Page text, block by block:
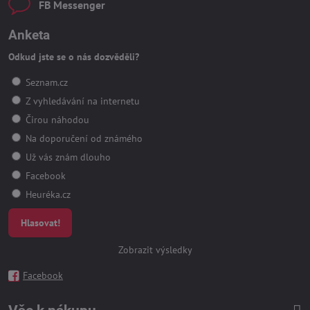
FB Messenger
Anketa
Odkud jste se o nás dozvěděli?
Seznam.cz
Z vyhledávání na internetu
Čirou náhodou
Na doporučení od známého
Už vás znám dlouho
Facebook
Heuréka.cz
Hlasovat!
Zobrazit výsledky
Facebook